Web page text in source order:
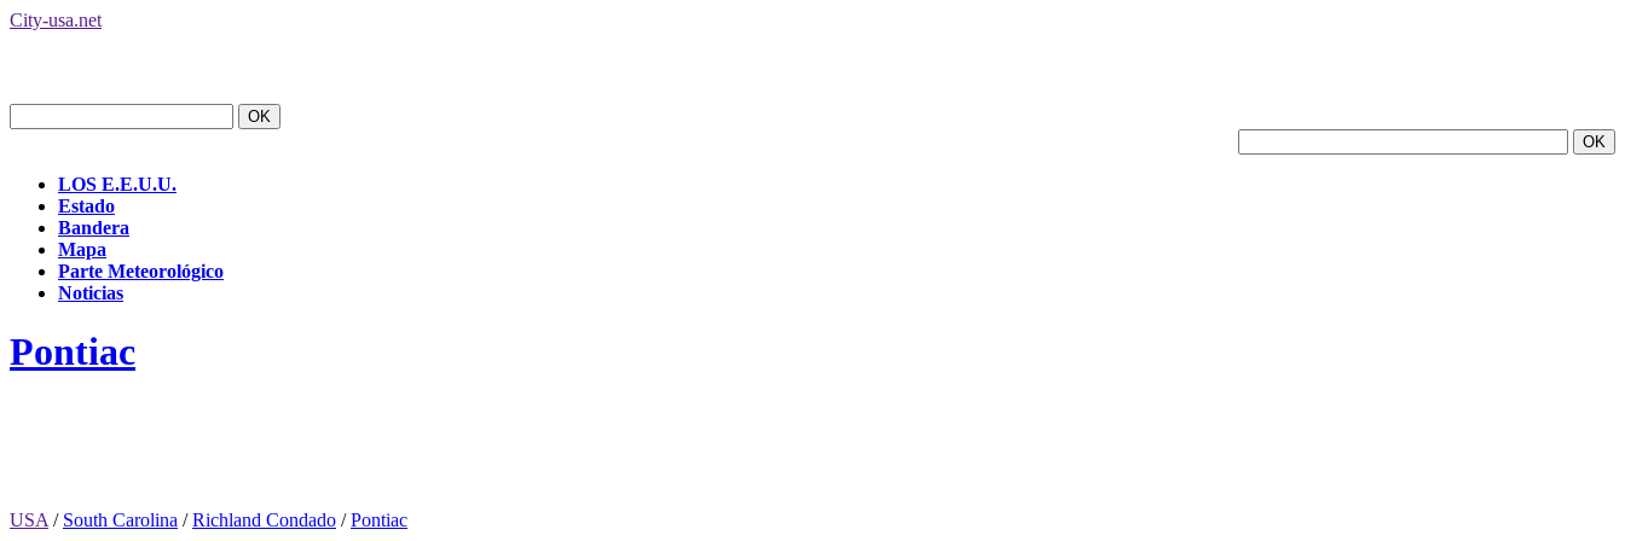
City-usa.net
LOS E.E.U.U.
Estado
Bandera
Mapa
Parte Meteorológico
Noticias
Pontiac
USA / South Carolina /Richland Condado /Pontiac